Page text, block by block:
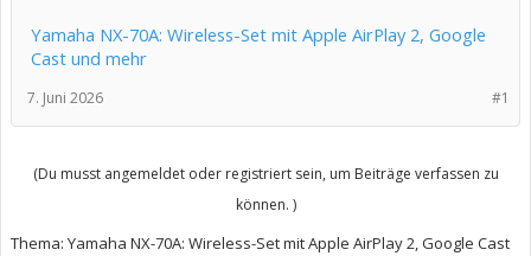
Yamaha NX-70A: Wireless-Set mit Apple AirPlay 2, Google
Cast und mehr
#1
7. Juni 2026
(Du musst angemeldet oder registriert sein, um Beiträge verfassen zu
können. )
Thema: Yamaha NX-70A: Wireless-Set mit Apple AirPlay 2, Google Cast